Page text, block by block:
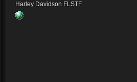
Harley Davidson FLSTF